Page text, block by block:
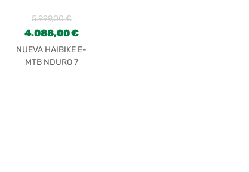
5.999,00€
4.088,00€
NUEVA HAIBIKE E-
MTB NDURO 7